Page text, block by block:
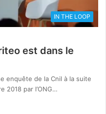
IN THE LOOP
est dans le
enquête de la Cnil à la suite
2018 par l’ONG…